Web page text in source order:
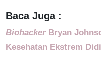
Baca Juga :
BiohackerBryan
Kesehatan Ekstrem